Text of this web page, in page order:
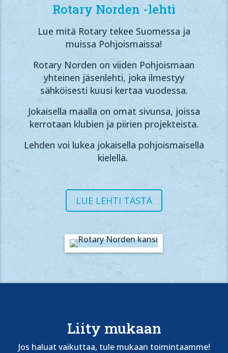
Rotary Norden -lehti
Lue mitä Rotary tekee Suomessa ja
muissa Pohjoismaissa!
Rotary Norden on viiden Pohjoismaan
yhteinen jäsenlehti, joka ilmestyy
sähköisesti kuusi kertaa vuodessa.
Jokaisella maalla on omat sivunsa, joissa
kerrotaan klubien ja piirien projekteista.
Lehden voi lukea jokaisella pohjoismaisella
kielellä.
LUE LEHTI TÄSTÄ
Liity mukaan
Jos haluat vaikuttaa, tule mukaan toimintaamme!